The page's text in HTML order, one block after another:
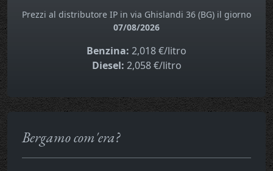
Prezzi al distributore IP in via Ghislandi 36 (BG) il giorno
07/08/2026
Benzina: 2,018 €/litro
Diesel: 2,058 €/litro
Bergamo com'era?